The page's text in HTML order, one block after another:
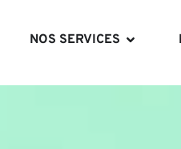
NOS SERVICES